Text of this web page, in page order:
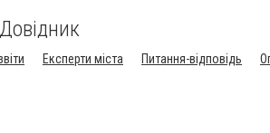
Довідник
Експерти міста Питання-відповідь